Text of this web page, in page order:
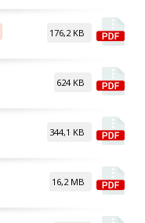
176,2 KB
624 KB
344,1 KB
16,2 MB